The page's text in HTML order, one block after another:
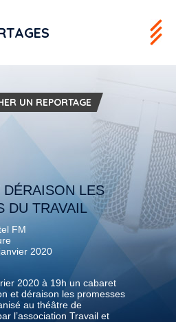
UN REPORTAGE
DÉRAISON LES
DU TRAVAIL
FM
2020
2020 à 19h un cabaret
et déraison les promesses
au théâtre de
l’association Travail et